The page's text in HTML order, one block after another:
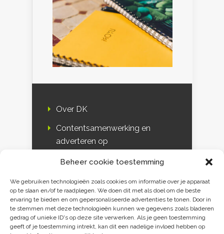
Beheer cookie toestemming
We gebruiken technologieën zoals cookies om informatie over je apparaat
op te slaan en/of te raadplegen. We doen dit met als doel om de beste
ervaring te bieden en om gepersonaliseerde advertenties te tonen. Door in
te stemmen met deze technologieën kunnen we gegevens zoals bladeren
gedrag of unieke ID's op deze site verwerken. Als je geen toestemming
geeft of je toestemming intrekt, kan dit een nadelige invloed hebben op
Over DK
Contentsamenwerking en
adverteren op
DK & media
Disclaimer
Privacy verklaring